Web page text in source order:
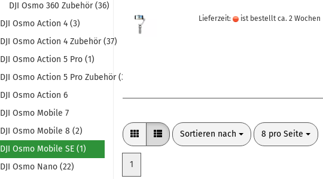
DJI Osmo 360 Zubehör (36)
DJI Osmo Action 4 (3)
DJI Osmo Action 4 Zubehör (37)
DJI Osmo Action 5 Pro (1)
DJI Osmo Action 5 Pro Zubehör (38)
DJI Osmo Action 6
DJI Osmo Mobile 7
DJI Osmo Mobile 8 (2)
DJI Osmo Mobile SE (1)
DJI Osmo Nano (22)
Lieferzeit: ist bestellt ca. 2 Wochen
Sortieren nach
Sortieren nach 8 pro Seite
pro Seite
1